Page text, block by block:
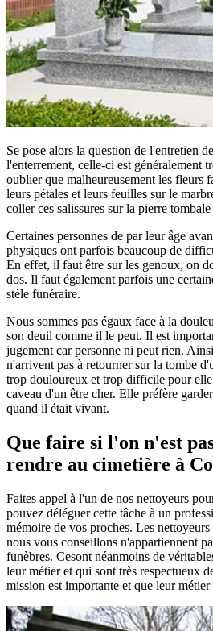
Se pose alors la question de l'entretien
l'enterrement, celle-ci est généralement
oublier que malheureusement les fleurs
leurs pétales et leurs feuilles sur le
coller ces salissures sur la pierre
Certaines personnes de par leur âge
physiques ont parfois beaucoup de
En effet, il faut être sur les genoux, on
dos. Il faut également parfois une
stèle funéraire.
Nous sommes pas égaux face à la
son deuil comme il le peut. Il est
jugement car personne ni peut rien.
n'arrivent pas à retourner sur la tombe
trop douloureux et trop difficile pour
caveau d'un être cher. Elle préfère
quand il était vivant.
Que faire si l'on n'est
rendre au cimetière à
Faites appel à l'un de nos nettoyeurs
pouvez déléguer cette tâche à un
mémoire de vos proches. Les
nous vous conseillons n'appartiennent
funèbres. Cesont néanmoins de
leur métier et qui sont très respectueux
mission est importante et que leur